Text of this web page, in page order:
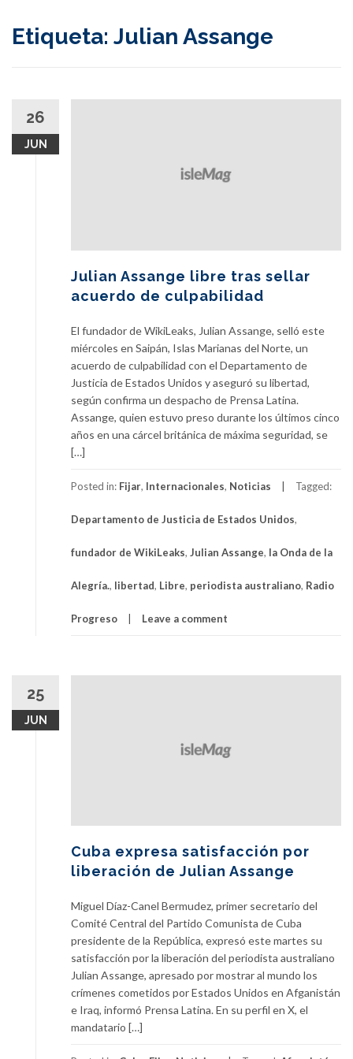
Etiqueta: Julian Assange
26
JUN
Julian Assange libre tras sellar
acuerdo de culpabilidad
El fundador de WikiLeaks, Julian Assange, selló este
miércoles en Saipán, Islas Marianas del Norte, un
acuerdo de culpabilidad con el Departamento de
Justicia de Estados Unidos y aseguró su libertad,
según confirma un despacho de Prensa Latina.
Assange, quien estuvo preso durante los últimos cinco
años en una cárcel británica de máxima seguridad, se
[…]
Posted in: Fijar, Internacionales, Noticias Tagged:
Departamento de Justicia de Estados Unidos,
fundador de WikiLeaks, Julian Assange, la Onda de la
Alegría., libertad, Libre, periodista australiano, Radio
Progreso Leave a comment
25
JUN
Cuba expresa satisfacción por
liberación de Julian Assange
Miguel Díaz-Canel Bermudez, primer secretario del
Comité Central del Partido Comunista de Cuba
presidente de la República, expresó este martes su
satisfacción por la liberación del periodista australiano
Julian Assange, apresado por mostrar al mundo los
crímenes cometidos por Estados Unidos en Afganistán
e Iraq, informó Prensa Latina. En su perfil en X, el
mandatario […]